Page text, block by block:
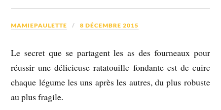
MAMIEPAULETTE 8 DÉCEMBRE 2015
Le secret que se partagent les as des fourneaux pour
réussir une délicieuse ratatouille fondante est de cuire
chaque légume les uns après les autres, du plus robuste
au plus fragile.